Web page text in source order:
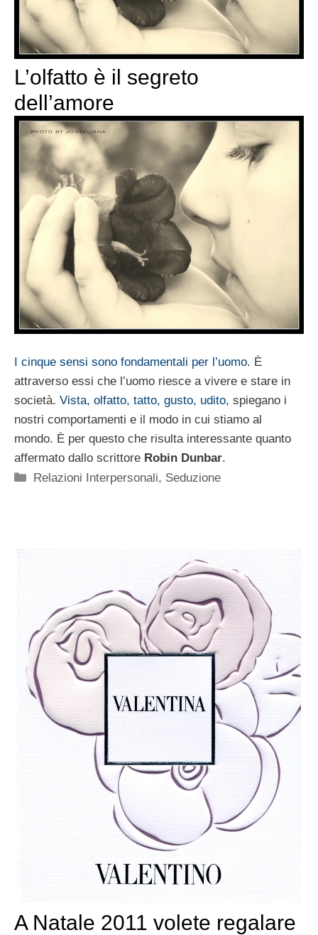
L’olfatto è il segreto
dell’amore
I cinque sensi sono fondamentali per l’uomo. È
attraverso essi che l’uomo riesce a vivere e stare in
società. Vista, olfatto, tatto, gusto, udito, spiegano i
nostri comportamenti e il modo in cui stiamo al
mondo. È per questo che risulta interessante quanto
affermato dallo scrittore Robin Dunbar.
Categorie
Relazioni Interpersonali, Seduzione
A Natale 2011 volete regalare